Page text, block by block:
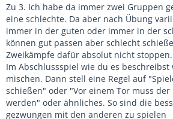
Zu 3. Ich habe da immer zwei Gruppen
eine schlechte. Da aber nach Übung
immer in der guten oder immer in der
können gut passen aber schlecht
Zweikämpfe dafür absolut nicht stoppen.
Im Abschlussspiel wie du es
mischen. Dann stell eine Regel auf
schießen" oder "Vor einem Tor muss der
werden" oder ähnliches. So sind die
gezwungen mit den anderen zu spielen